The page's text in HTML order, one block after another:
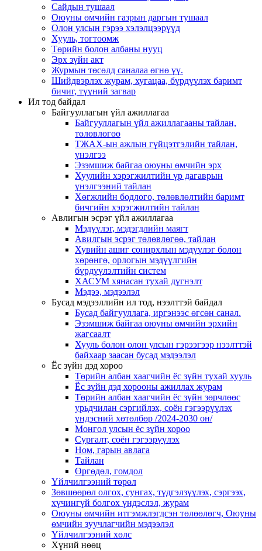
Сайдын тушаал
Оюуны өмчийн газрын даргын тушаал
Олон улсын гэрээ хэлэлцээрүүд
Хууль, тогтоомж
Төрийн болон албаны нууц
Эрх зүйн акт
Журмын төсөлд саналаа өгнө үү.
Шийдвэрлэх журам, хугацаа, бүрдүүлэх баримт
бичиг, түүний загвар
Ил тод байдал
Байгууллагын үйл ажиллагаа
Байгууллагын үйл ажиллагааны тайлан,
төлөвлөгөө
ТЖАХ-ын ажлын гүйцэтгэлийн тайлан,
үнэлгээ
Эзэмшиж байгаа оюуны өмчийн эрх
Хуулийн хэрэгжилтийн үр дагаврын
үнэлгээний тайлан
Хөгжлийн бодлого, төлөвлөлтийн баримт
бичгийн хэрэгжилтийн тайлан
Авлигын эсрэг үйл ажиллагаа
Мэдүүлэг, мэдэгдлийн маягт
Авилгын эсрэг төлөвлөгөө, тайлан
Хувийн ашиг сонирхлын мэдүүлэг болон
хөрөнгө, орлогын мэдүүлгийн
бүрдүүлэлтийн систем
ХАСУМ хянасан тухай дүгнэлт
Мэдээ, мэдээлэл
Бусад мэдээллийн ил тод, нээлттэй байдал
Бусад байгууллага, иргэнээс өгсөн санал.
Эзэмшиж байгаа оюуны өмчийн эрхийн
жагсаалт
Хууль болон олон улсын гэрээгээр нээлттэй
байхаар заасан бусад мэдээлэл
Ёс зүйн дэд хороо
Төрийн албан хаагчийн ёс зүйн тухай хууль
Ёс зүйн дэд хорооны ажиллах журам
Төрийн албан хаагчийн ёс зүйн зөрчлөөс
урьдчилан сэргийлэх, соён гэгээрүүлэх
үндэсний хөтөлбөр /2024-2030 он/
Монгол улсын ёс зүйн хороо
Cургалт, cоён гэгээрүүлэх
Ном, гарын авлага
Тайлан
Өргөдөл, гомдол
Үйлчилгээний төрөл
Зөвшөөрөл олгох, сунгах, түдгэлзүүлэх, сэргээх,
хүчингүй болгох үндэслэл, журам
Оюуны өмчийн итгэмжлэгдсэн төлөөлөгч, Оюуны
өмчийн зуучлагчийн мэдээлэл
Үйлчилгээний хөлс
Хүний нөөц